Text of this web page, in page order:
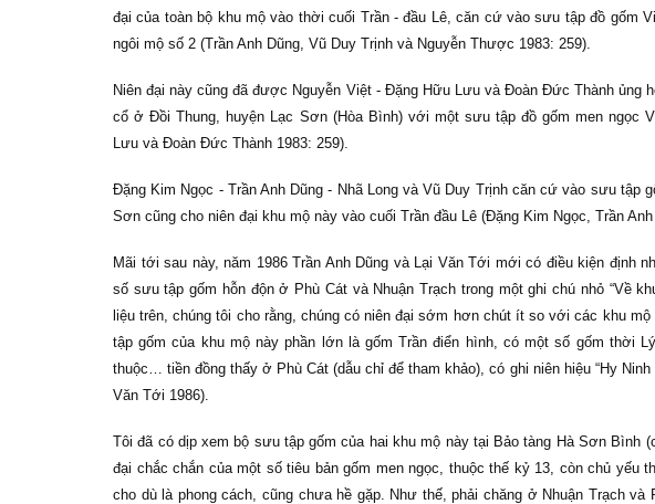
đại của toàn bộ khu mộ vào thời cuối Trần - đầu Lê, căn cứ vào sưu tập đồ gốm
ngôi mộ số 2 (Trần Anh Dũng, Vũ Duy Trịnh và Nguyễn Thược 1983: 259).
Niên đại này cũng đã được Nguyễn Việt - Đặng Hữu Lưu và Đoàn Đức Thành ủng
cổ ở Đồi Thung, huyện Lạc Sơn (Hòa Bình) với một sưu tập đồ gốm men ngọc
Lưu và Đoàn Đức Thành 1983: 259).
Đặng Kim Ngọc - Trần Anh Dũng - Nhã Long và Vũ Duy Trịnh căn cứ vào sưu tập
Sơn cũng cho niên đại khu mộ này vào cuối Trần đầu Lê (Đặng Kim Ngọc, Trần
Mãi tới sau này, năm 1986 Trần Anh Dũng và Lại Văn Tới mới có điều kiện định
số sưu tập gốm hỗn độn ở Phù Cát và Nhuận Trạch trong một ghi chú nhỏ “Về
liệu trên, chúng tôi cho rằng, chúng có niên đại sớm hơn chút ít so với các khu
tập gốm của khu mộ này phần lớn là gốm Trần điển hình, có một số gốm thời
thuộc… tiền đồng thấy ở Phù Cát (dẫu chỉ để tham khảo), có ghi niên hiệu “Hy Ninh
Văn Tới 1986).
Tôi đã có dịp xem bộ sưu tập gốm của hai khu mộ này tại Bảo tàng Hà Sơn Bình
đại chắc chắn của một số tiêu bản gốm men ngọc, thuộc thế kỷ 13, còn chủ yếu
cho dù là phong cách, cũng chưa hề gặp. Như thế, phải chăng ở Nhuận Trạch